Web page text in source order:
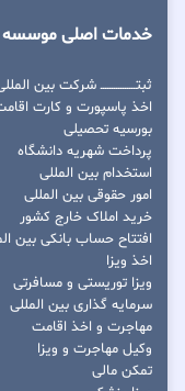
خدمات اصلی
ثبتــــــــــــــــ شرکت بین
اخذ پاسپورت و کارت
بورسیه تحصیلی
پرداخت شهریه دانشگاه
استخدام بین المللی
امور حقوقی بین المللی
خرید املاک خارج کشور
افتتاح حساب بانکی بین
اخذ ویزا
ویزا توریستی و مسافرتی
سرمایه گذاری بین المللی
مهاجرت و اخذ اقامت
وکیل مهاجرت و ویزا
تمکن مالی